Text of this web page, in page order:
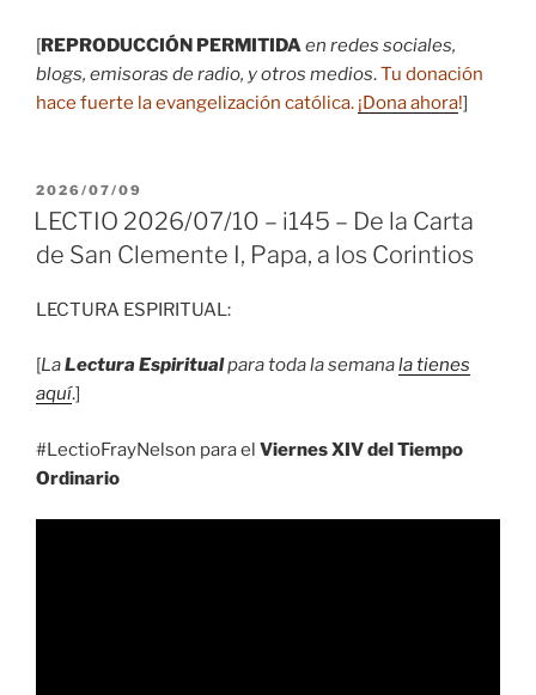
[REPRODUCCIÓN PERMITIDA en redes sociales,
blogs, emisoras de radio, y otros medios.Tu donación
hace fuerte la evangelización católica. ¡Dona ahora!]
PUBLICADO
EL
2026/07/09
LECTIO 2026/07/10 – i145 – De la Carta
de San Clemente I, Papa, a los Corintios
LECTURA ESPIRITUAL:
[LaLectura Espiritualpara toda la semanala tienes
aquí.]
#LectioFrayNelson para el Viernes XIV del Tiempo
Ordinario